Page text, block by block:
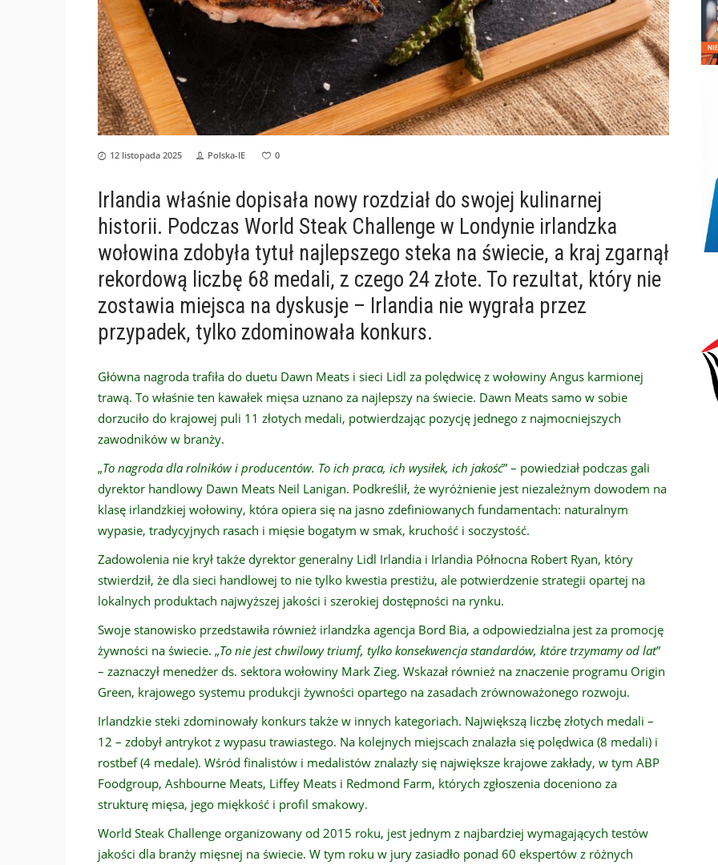
12 listopada 2025 Polska-IE 0
Irlandia właśnie dopisała nowy rozdział do swojej kulinarnej
historii. Podczas World Steak Challenge w Londynie irlandzka
wołowina zdobyła tytuł najlepszego steka na świecie, a kraj zgarnął
rekordową liczbę 68 medali, z czego 24 złote. To rezultat, który nie
zostawia miejsca na dyskusje – Irlandia nie wygrała przez
przypadek, tylko zdominowała konkurs.
Główna nagroda trafiła do duetu Dawn Meats i sieci Lidl za polędwicę z wołowiny Angus karmionej
trawą. To właśnie ten kawałek mięsa uznano za najlepszy na świecie. Dawn Meats samo w sobie
dorzuciło do krajowej puli 11 złotych medali, potwierdzając pozycję jednego z najmocniejszych
zawodników w branży.
„To nagroda dla rolników i producentów. To ich praca, ich wysiłek, ich jakość” – powiedział podczas gali
dyrektor handlowy Dawn Meats Neil Lanigan. Podkreślił, że wyróżnienie jest niezależnym dowodem na
klasę irlandzkiej wołowiny, która opiera się na jasno zdefiniowanych fundamentach: naturalnym
wypasie, tradycyjnych rasach i mięsie bogatym w smak, kruchość i soczystość.
Zadowolenia nie krył także dyrektor generalny Lidl Irlandia i Irlandia Północna Robert Ryan, który
stwierdził, że dla sieci handlowej to nie tylko kwestia prestiżu, ale potwierdzenie strategii opartej na
lokalnych produktach najwyższej jakości i szerokiej dostępności na rynku.
Swoje stanowisko przedstawiła również irlandzka agencja Bord Bia, a odpowiedzialna jest za promocję
żywności na świecie. „To nie jest chwilowy triumf, tylko konsekwencja standardów, które trzymamy od lat”
– zaznaczył menedżer ds. sektora wołowiny Mark Zieg. Wskazał również na znaczenie programu Origin
Green, krajowego systemu produkcji żywności opartego na zasadach zrównoważonego rozwoju.
Irlandzkie steki zdominowały konkurs także w innych kategoriach. Największą liczbę złotych medali –
12 – zdobył antrykot z wypasu trawiastego. Na kolejnych miejscach znalazła się polędwica (8 medali) i
rostbef (4 medale). Wśród finalistów i medalistów znalazły się największe krajowe zakłady, w tym ABP
Foodgroup, Ashbourne Meats, Liffey Meats i Redmond Farm, których zgłoszenia doceniono za
strukturę mięsa, jego miękkość i profil smakowy.
World Steak Challenge organizowany od 2015 roku, jest jednym z najbardziej wymagających testów
jakości dla branży mięsnej na świecie. W tym roku w jury zasiadło ponad 60 ekspertów z różnych